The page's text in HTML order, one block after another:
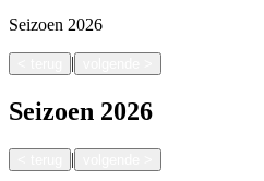
Seizoen 2026
|
Seizoen 2026
|